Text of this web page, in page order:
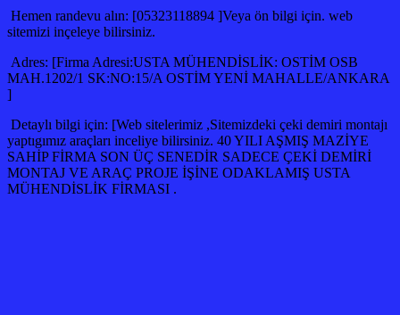
Hemen randevu alın: [05323118894 ]Veya ön bilgi için. web
sitemizi inçeleye bilirsiniz.
Adres: [Firma Adresi:USTA MÜHENDİSLİK: OSTİM OSB
MAH.1202/1 SK:NO:15/A OSTİM YENİ MAHALLE/ANKARA
]
Detaylı bilgi için: [Web sitelerimiz ,Sitemizdeki çeki demiri montajı
yaptıgımız araçları inceliye bilirsiniz. 40 YILI AŞMIŞ MAZİYE
SAHİP FİRMA SON ÜÇ SENEDİR SADECE ÇEKİ DEMİRİ
MONTAJ VE ARAÇ PROJE İŞİNE ODAKLAMIŞ USTA
MÜHENDİSLİK FİRMASI .